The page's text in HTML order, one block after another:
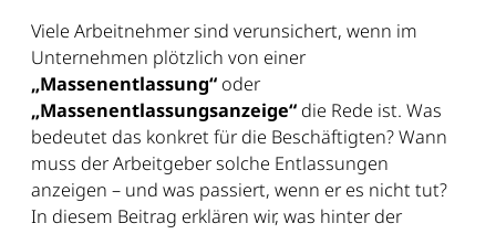
Viele Arbeitnehmer sind verunsichert, wenn im
Unternehmen plötzlich von einer
„Massenentlassung“ oder
„Massenentlassungsanzeige“ die Rede ist. Was
bedeutet das konkret für die Beschäftigten? Wann
muss der Arbeitgeber solche Entlassungen
anzeigen – und was passiert, wenn er es nicht tut?
In diesem Beitrag erklären wir, was hinter der